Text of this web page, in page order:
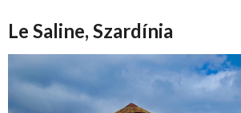
Le Saline, Szardínia